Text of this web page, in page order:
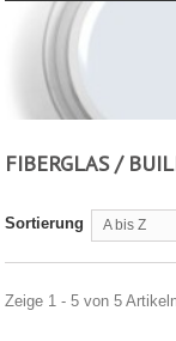
FIBERGLAS /
Sortierung A bis Z
Zeige 1 - 5 von 5